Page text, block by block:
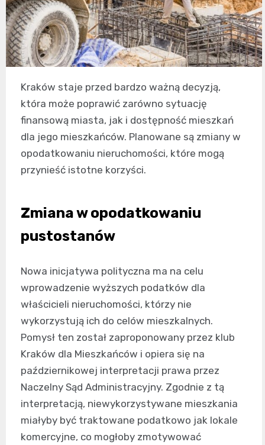
Kraków staje przed bardzo ważną decyzją,
która może poprawić zarówno sytuację
finansową miasta, jak i dostępność mieszkań
dla jego mieszkańców. Planowane są zmiany w
opodatkowaniu nieruchomości, które mogą
przynieść istotne korzyści.
Zmiana w opodatkowaniu
pustostanów
Nowa inicjatywa polityczna ma na celu
wprowadzenie wyższych podatków dla
właścicieli nieruchomości, którzy nie
wykorzystują ich do celów mieszkalnych.
Pomysł ten został zaproponowany przez klub
Kraków dla Mieszkańców i opiera się na
październikowej interpretacji prawa przez
Naczelny Sąd Administracyjny. Zgodnie z tą
interpretacją, niewykorzystywane mieszkania
miałyby być traktowane podatkowo jak lokale
komercyjne, co mogłoby zmotywować